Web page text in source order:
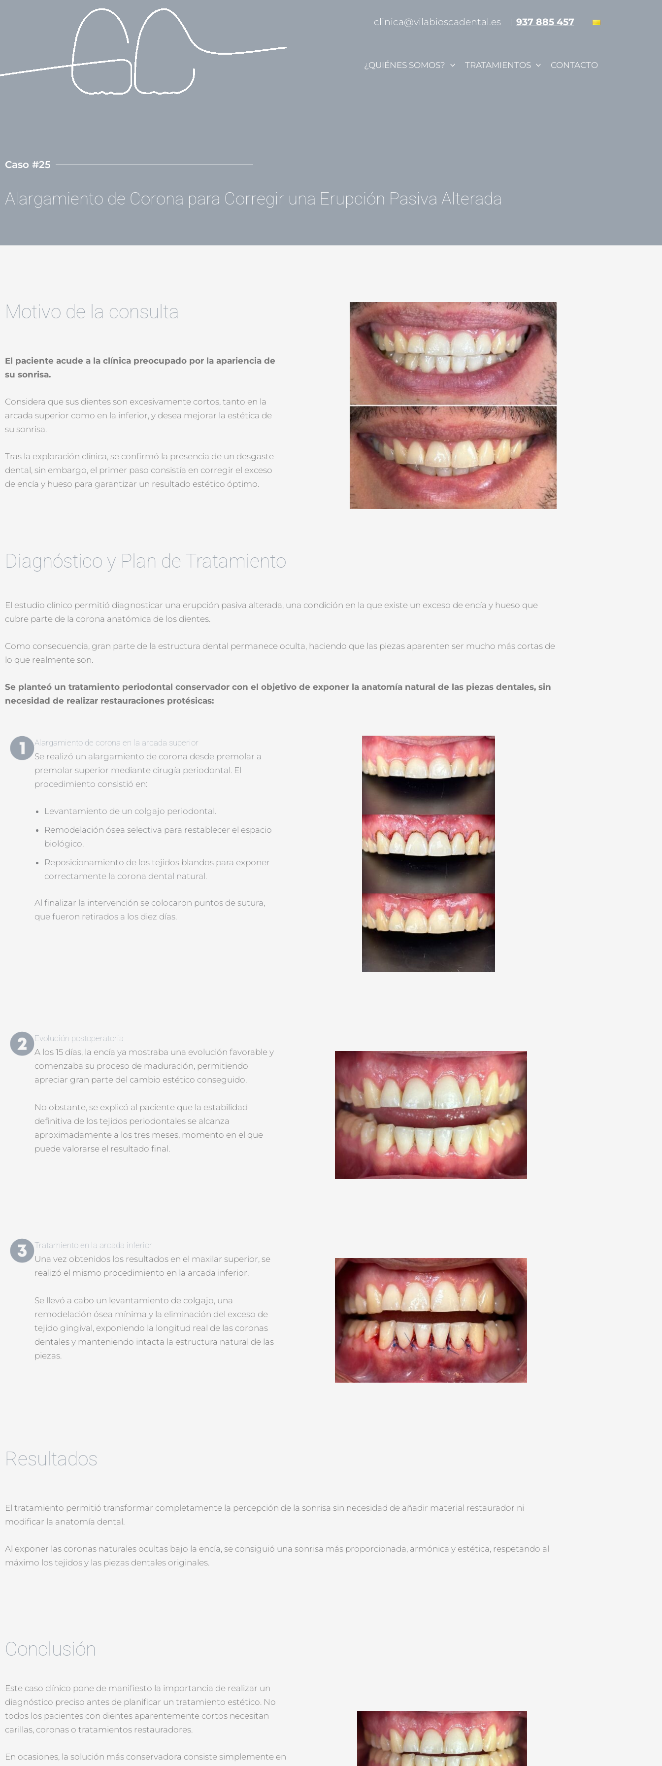
clinica@vilabioscadental.es 937 885 457
¿QUIÉNES SOMOS? TRATAMIENTOS
CONTACTO
Casos clínicos admin
Caso #25
Alargamiento de Corona para Corregir una Erupción Pasiva Alterada
Motivo de la consulta
El paciente acude a la clínica preocupado por la apariencia de
su sonrisa.
Considera que sus dientes son excesivamente cortos, tanto en la
arcada superior como en la inferior, y desea mejorar la estética de
su sonrisa.
Tras la exploración clínica, se confirmó la presencia de un desgaste
dental, sin embargo, el primer paso consistía en corregir el exceso
de encía y hueso para garantizar un resultado estético óptimo.
Diagnóstico y Plan de Tratamiento
El estudio clínico permitió diagnosticar una erupción pasiva alterada, una condición en la que existe un exceso de encía y hueso que
cubre parte de la corona anatómica de los dientes.
Como consecuencia, gran parte de la estructura dental permanece oculta, haciendo que las piezas aparenten ser mucho más cortas de
lo que realmente son.
Se planteó un tratamiento periodontal conservador con el objetivo de exponer la anatomía natural de las piezas dentales, sin
necesidad de realizar restauraciones protésicas:
Alargamiento de corona en la arcada superior
Se realizó un alargamiento de corona desde premolar a
premolar superior mediante cirugía periodontal. El
procedimiento consistió en:
Levantamiento de un colgajo periodontal.
Remodelación ósea selectiva para restablecer el espacio
biológico.
Reposicionamiento de los tejidos blandos para exponer
correctamente la corona dental natural.
Al finalizar la intervención se colocaron puntos de sutura,
que fueron retirados a los diez días.
Evolución postoperatoria
A los 15 días, la encía ya mostraba una evolución favorable y
comenzaba su proceso de maduración, permitiendo
apreciar gran parte del cambio estético conseguido.
No obstante, se explicó al paciente que la estabilidad
definitiva de los tejidos periodontales se alcanza
aproximadamente a los tres meses, momento en el que
puede valorarse el resultado final.
Tratamiento en la arcada inferior
Una vez obtenidos los resultados en el maxilar superior, se
realizó el mismo procedimiento en la arcada inferior.
Se llevó a cabo un levantamiento de colgajo, una
remodelación ósea mínima y la eliminación del exceso de
tejido gingival, exponiendo la longitud real de las coronas
dentales y manteniendo intacta la estructura natural de las
piezas.
Resultados
El tratamiento permitió transformar completamente la percepción de la sonrisa sin necesidad de añadir material restaurador ni
modificar la anatomía dental.
Al exponer las coronas naturales ocultas bajo la encía, se consiguió una sonrisa más proporcionada, armónica y estética, respetando al
máximo los tejidos y las piezas dentales originales.
Conclusión
Este caso clínico pone de manifiesto la importancia de realizar un
diagnóstico preciso antes de planificar un tratamiento estético. No
todos los pacientes con dientes aparentemente cortos necesitan
carillas, coronas o tratamientos restauradores.
En ocasiones, la solución más conservadora consiste simplemente en